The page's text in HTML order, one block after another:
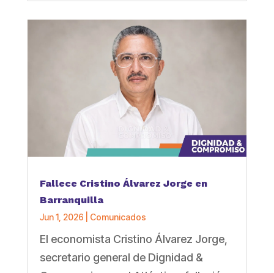
Fallece Cristino Álvarez Jorge en
Barranquilla
Jun 1, 2026 Comunicados
El economista Cristino Álvarez Jorge,
secretario general de Dignidad &